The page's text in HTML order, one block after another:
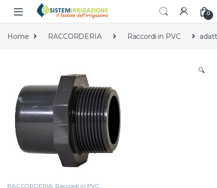
Skip to navigation
Skip to content
0
Home RACCORDERIA Raccordi in PVC
🔍
RACCORDERIA, Raccordi in PVC